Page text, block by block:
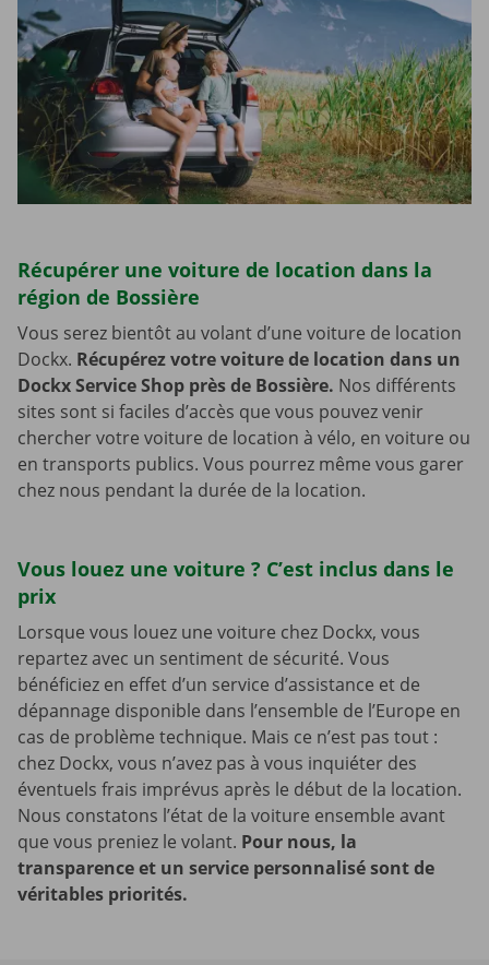
Récupérer une voiture de location dans la
région de Bossière
Vous serez bientôt au volant d’une voiture de location
Dockx. Récupérez votre voiture de location dans un
Dockx Service Shop près de Bossière. Nos différents
sites sont si faciles d’accès que vous pouvez venir
chercher votre voiture de location à vélo, en voiture ou
en transports publics. Vous pourrez même vous garer
chez nous pendant la durée de la location.
Vous louez une voiture ? C’est inclus dans le
prix
Lorsque vous louez une voiture chez Dockx, vous
repartez avec un sentiment de sécurité. Vous
bénéficiez en effet d’un service d’assistance et de
dépannage disponible dans l’ensemble de l’Europe en
cas de problème technique. Mais ce n’est pas tout :
chez Dockx, vous n’avez pas à vous inquiéter des
éventuels frais imprévus après le début de la location.
Nous constatons l’état de la voiture ensemble avant
que vous preniez le volant. Pour nous, la
transparence et un service personnalisé sont de
véritables priorités.